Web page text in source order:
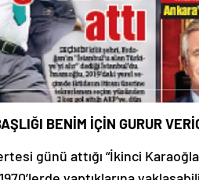
BENİM İÇİN GURUR
günü attığı “İkinci